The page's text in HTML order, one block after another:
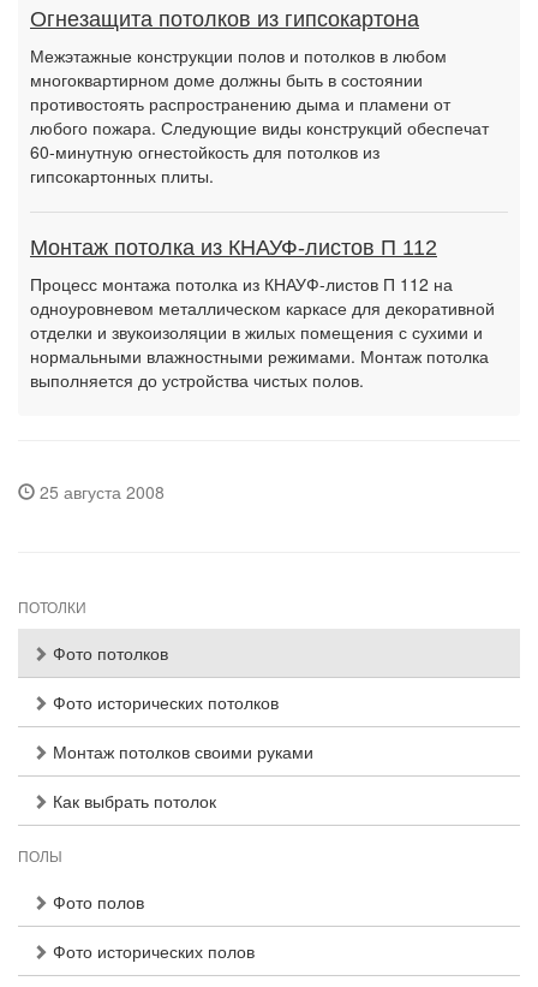
Огнезащита потолков из гипсокартона
Межэтажные конструкции полов и потолков в любом
многоквартирном доме должны быть в состоянии
противостоять распространению дыма и пламени от
любого пожара. Следующие виды конструкций обеспечат
60-минутную огнестойкость для потолков из
гипсокартонных плиты.
Монтаж потолка из КНАУФ-листов П 112
Процесс монтажа потолка из КНАУФ-листов П 112 на
одноуровневом металлическом каркасе для декоративной
отделки и звукоизоляции в жилых помещения с сухими и
нормальными влажностными режимами. Монтаж потолка
выполняется до устройства чистых полов.
25 августа 2008
ПОТОЛКИ
Фото потолков
Фото исторических потолков
Монтаж потолков своими руками
Как выбрать потолок
ПОЛЫ
Фото полов
Фото исторических полов